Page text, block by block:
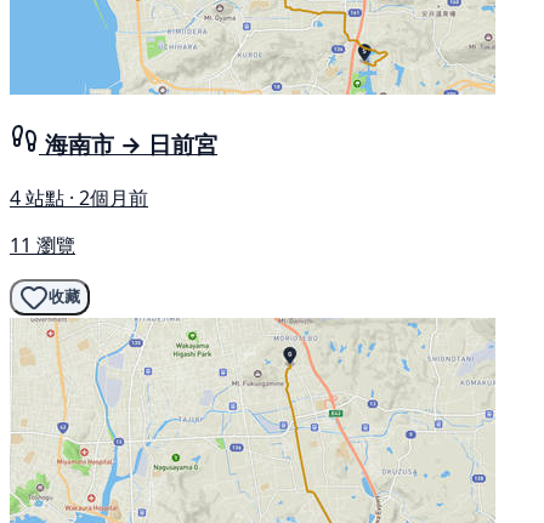
海南市 → 日前宮
4 站點 · 2個月前
11 瀏覽
收藏